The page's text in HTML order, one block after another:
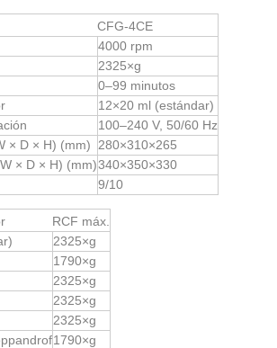
CFG-4CE
4000 rpm
2325×g
0–99 minutos
12×20 ml (estándar)
100–240 V, 50/60 Hz
× D × H) (mm)
280×310×265
× D × H) (mm)340×350×330
9/10
RCF máx.
2325×g
1790×g
2325×g
2325×g
2325×g
1790×g